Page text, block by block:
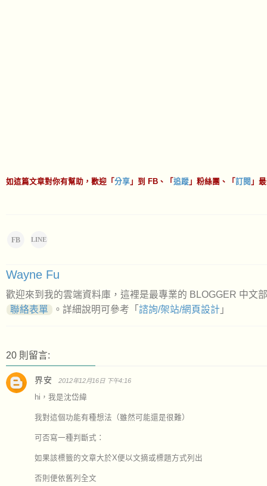
如這篇文章對你有幫助，歡迎「 分享 」到 FB、「 追蹤 」粉絲團、「 訂閱 」
FB LINE
Wayne Fu
歡迎來到我的雲端資料庫，這裡是最專業的 BLOGGER 中文
聯絡表單
。詳細說明可參考「 諮詢/架站/網頁設計 」
20 則留言:
界安 2012年12月16日 下午4:16
hi，我是沈岱緯
我對這個功能有種想法（雖然可能還是很難）
可否寫一種判斷式：
如果該標籤的文章大於X便以文摘或標題方式列出
否則便依舊列全文